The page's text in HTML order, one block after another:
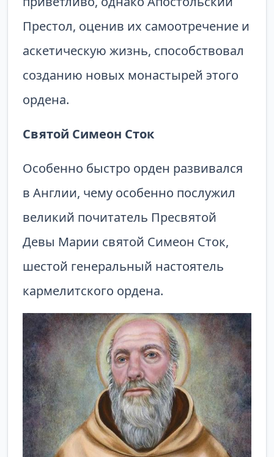
Престол, оценив их самоотречение и
аскетическую жизнь, способствовал
созданию новых монастырей этого
ордена.
Святой Симеон Сток
Особенно быстро орден развивался
в Англии, чему особенно послужил
великий почитатель Пресвятой
Девы Марии святой Симеон Сток,
шестой ге­неральный настоятель
кармелитского ордена.